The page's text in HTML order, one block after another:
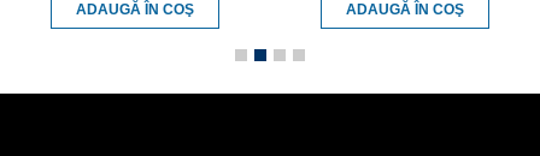
ADAUGĂ ÎN COŞ ADAUGĂ ÎN COŞ